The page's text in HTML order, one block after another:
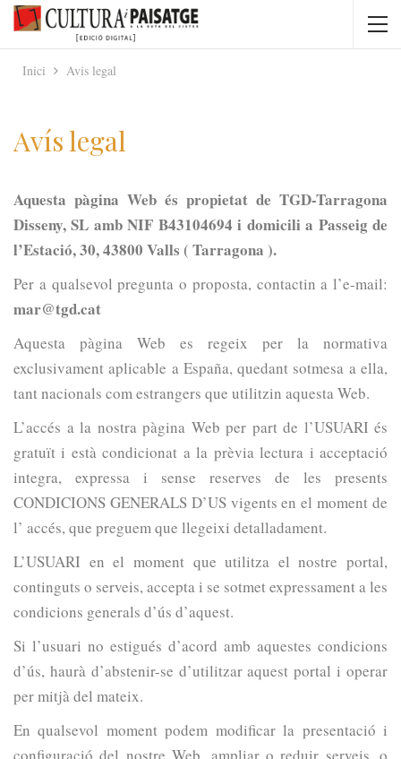
Inici Avis legal
Avís legal
Aquesta pàgina Web és propietat de TGD-Tarragona
Disseny, SL amb NIF B43104694 i domicili a Passeig de
l’Estació, 30, 43800 Valls ( Tarragona ).
Per a qualsevol pregunta o proposta, contactin a l’e-mail:
mar@tgd.cat
Aquesta pàgina Web es regeix per la normativa
exclusivament aplicable a España, quedant sotmesa a ella,
tant nacionals com estrangers que utilitzin aquesta Web.
L’accés a la nostra pàgina Web per part de l’USUARI és
gratuït i està condicionat a la prèvia lectura i acceptació
integra, expressa i sense reserves de les presents
CONDICIONS GENERALS D’US vigents en el moment de
l’ accés, que preguem que llegeixi detalladament.
L’USUARI en el moment que utilitza el nostre portal,
continguts o serveis, accepta i se sotmet expressament a les
condicions generals d’ús d’aquest.
Si l’usuari no estigués d’acord amb aquestes condicions
d’ús, haurà d’abstenir-se d’utilitzar aquest portal i operar
per mitjà del mateix.
En qualsevol moment podem modificar la presentació i